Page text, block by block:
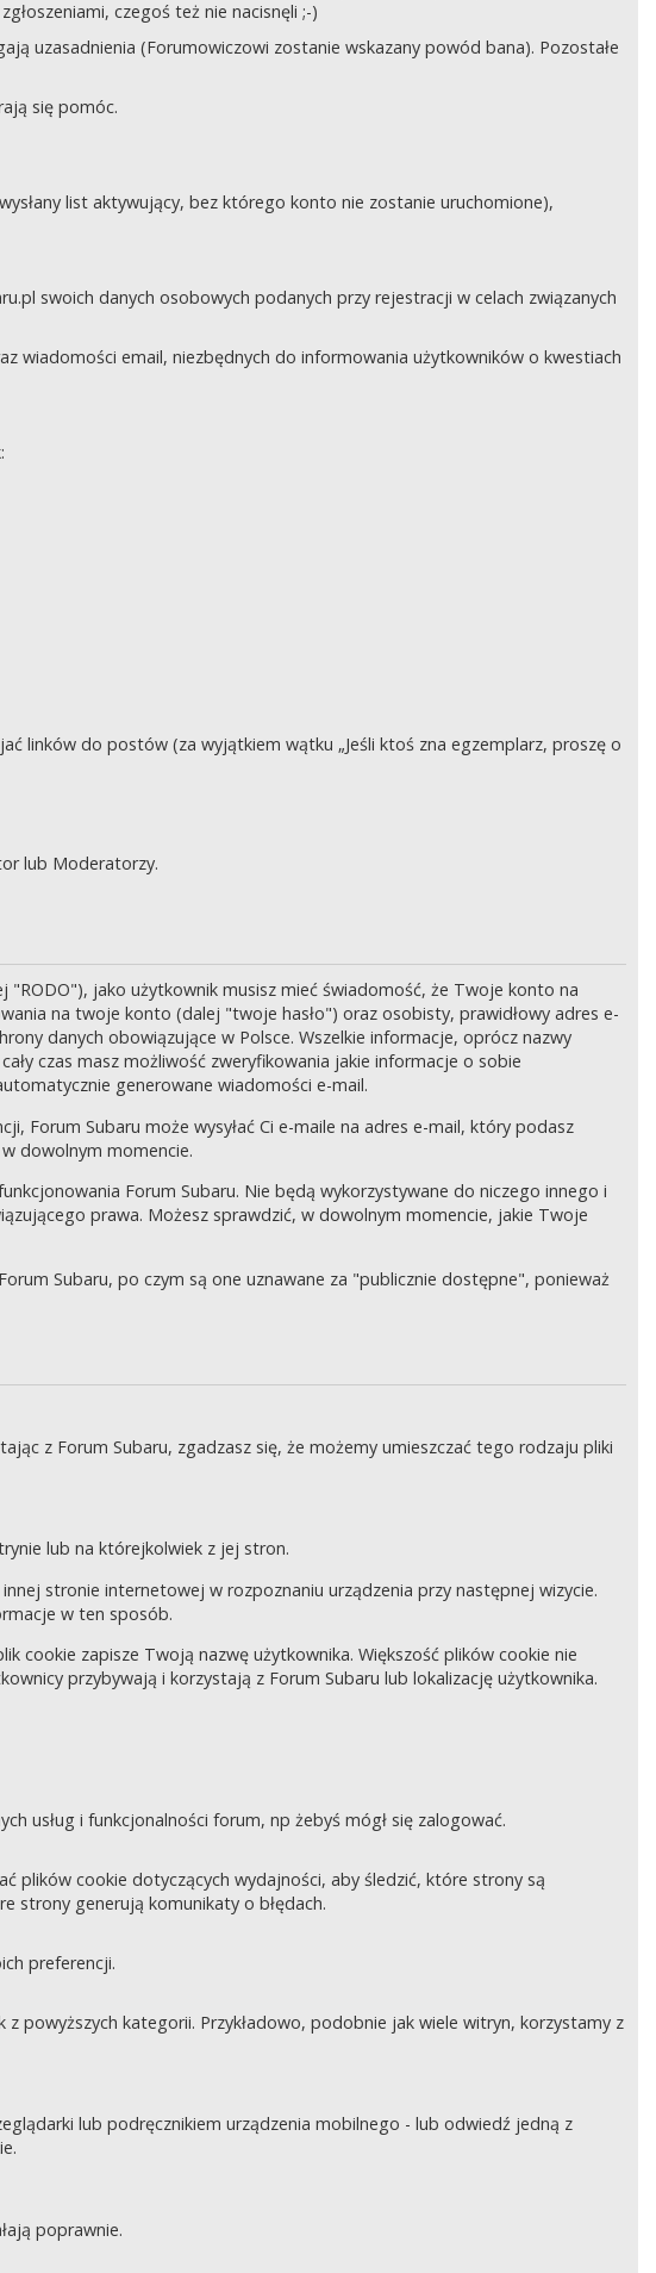
czegoś też nie nacisnęli ;-)
uzasadnienia (Forumowiczowi zostanie wskazany powód bana). Pozostałe
się pomóc.
list aktywujący, bez którego konto nie zostanie uruchomione),
swoich danych osobowych podanych przy rejestracji w celach związanych
wiadomości email, niezbędnych do informowania użytkowników o kwestiach
linków do postów (za wyjątkiem wątku „Jeśli ktoś zna egzemplarz, proszę o
lub Moderatorzy.
jako użytkownik musisz mieć świadomość, że Twoje konto na
na twoje konto (dalej "twoje hasło") oraz osobisty, prawidłowy adres e-
danych obowiązujące w Polsce. Wszelkie informacje, oprócz nazwy
czas masz możliwość zweryfikowania jakie informacje o sobie
generowane wiadomości e-mail.
Forum Subaru może wysyłać Ci e-maile na adres e-mail, który podasz
dowolnym momencie.
Forum Subaru. Nie będą wykorzystywane do niczego innego i
prawa. Możesz sprawdzić, w dowolnym momencie, jakie Twoje
Subaru, po czym są one uznawane za "publicznie dostępne", ponieważ
z Forum Subaru, zgadzasz się, że możemy umieszczać tego rodzaju pliki
lub na którejkolwiek z jej stron.
stronie internetowej w rozpoznaniu urządzenia przy następnej wizycie.
w ten sposób.
cookie zapisze Twoją nazwę użytkownika. Większość plików cookie nie
przybywają i korzystają z Forum Subaru lub lokalizację użytkownika.
usług i funkcjonalności forum, np żebyś mógł się zalogować.
plików cookie dotyczących wydajności, aby śledzić, które strony są
strony generują komunikaty o błędach.
preferencji.
powyższych kategorii. Przykładowo, podobnie jak wiele witryn, korzystamy z
lub podręcznikiem urządzenia mobilnego - lub odwiedź jedną z
poprawnie.